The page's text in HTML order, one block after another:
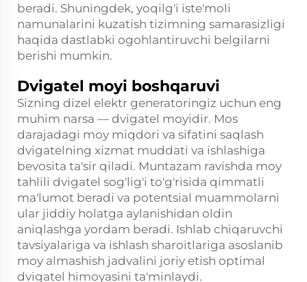
beradi. Shuningdek, yoqilg'i iste'moli
namunalarini kuzatish tizimning samarasizligi
haqida dastlabki ogohlantiruvchi belgilarni
berishi mumkin.
Dvigatel moyi boshqaruvi
Sizning dizel elektr generatoringiz uchun eng
muhim narsa — dvigatel moyidir. Mos
darajadagi moy miqdori va sifatini saqlash
dvigatelning xizmat muddati va ishlashiga
bevosita ta'sir qiladi. Muntazam ravishda moy
tahlili dvigatel sog'lig'i to'g'risida qimmatli
ma'lumot beradi va potentsial muammolarni
ular jiddiy holatga aylanishidan oldin
aniqlashga yordam beradi. Ishlab chiqaruvchi
tavsiyalariga va ishlash sharoitlariga asoslanib
moy almashish jadvalini joriy etish optimal
dvigatel himoyasini ta'minlaydi.